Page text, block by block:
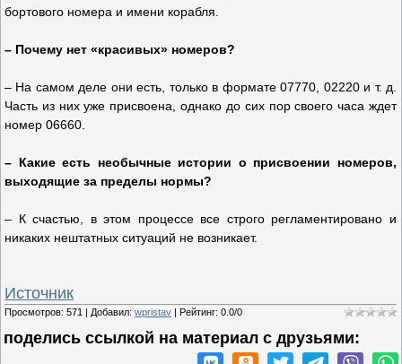
бортового номера и имени корабля.
– Почему нет «красивых» номеров?
– На самом деле они есть, только в формате 07770, 02220 и т. д.
Часть из них уже присвоена, однако до сих пор своего часа ждет
номер 06660.
– Какие есть необычные истории о присвоении номеров,
выходящие за пределы нормы?
– К счастью, в этом процессе все строго регламентировано и
никаких нештатных ситуаций не возникает.
Источник
Просмотров: 571 | Добавил: wpristav | Рейтинг: 0.0/0
поделись ссылкой на материал c друзьями: